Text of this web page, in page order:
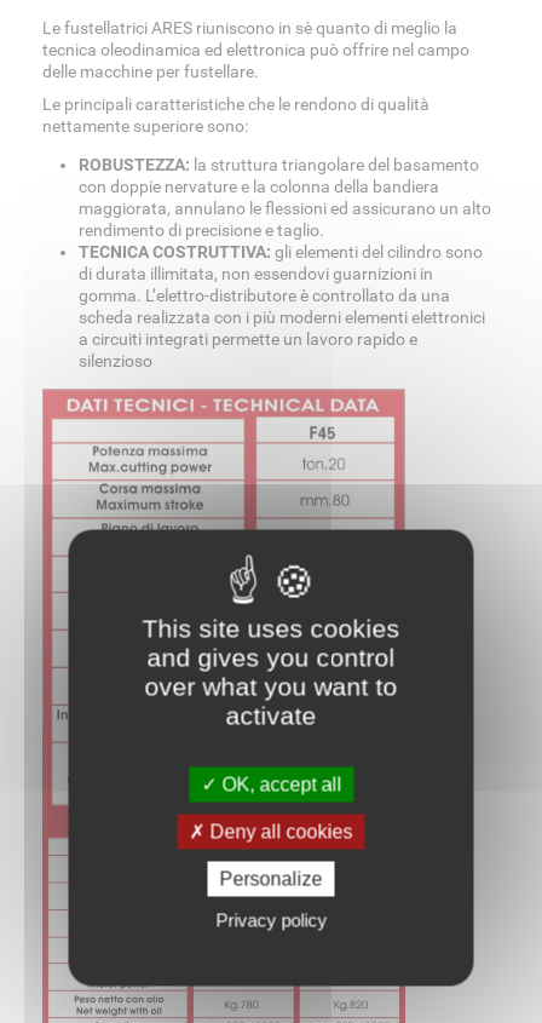
Le fustellatrici ARES riuniscono in sè quanto di meglio la
tecnica oleodinamica ed elettronica può offrire nel campo
delle macchine per fustellare.
Le principali caratteristiche che le rendono di qualità
nettamente superiore sono:
ROBUSTEZZA: la struttura triangolare del basamento
con doppie nervature e la colonna della bandiera
maggiorata, annulano le flessioni ed assicurano un alto
rendimento di precisione e taglio.
TECNICA COSTRUTTIVA: gli elementi del cilindro sono
di durata illimitata, non essendovi guarnizioni in
gomma. L’elettro-distributore è controllato da una
scheda realizzata con i più moderni elementi elettronici
a circuiti integrati permette un lavoro rapido e
silenzioso
This site uses cookies
and gives you control
over what you want to
activate
OK, accept all
Deny all cookies
Personalize
Privacy policy